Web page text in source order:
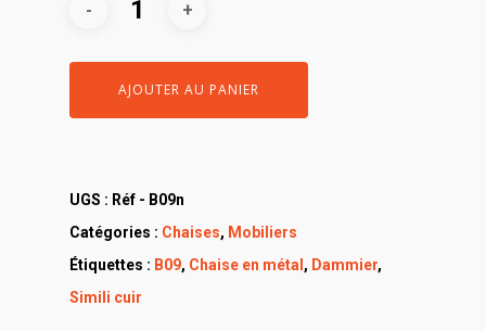
AJOUTER AU PANIER
UGS : Réf - B09n
Catégories : Chaises, Mobiliers
Étiquettes : B09, Chaise en métal , Dammier,
Simili cuir